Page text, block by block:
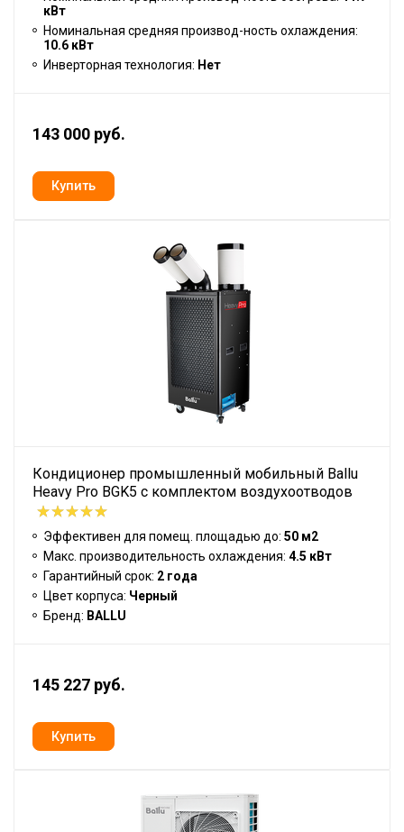
кВт
Номинальная средняя производ-ность охлаждения:
10.6 кВт
Инверторная технология: Нет
143 000 руб.
Кондиционер промышленный мобильный Ballu
Heavy Pro BGK5 с комплектом воздухоотводов
Эффективен для помещ. площадью до: 50 м2
Макс. производительность охлаждения: 4.5 кВт
Гарантийный срок: 2 года
Цвет корпуса: Черный
Бренд: BALLU
145 227 руб.